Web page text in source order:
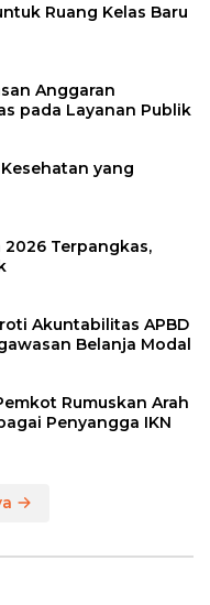
Ruang Kelas Baru
Anggaran
pada Layanan Publik
yang
Terpangkas,
Akuntabilitas APBD
Belanja Modal
Rumuskan Arah
Penyangga IKN